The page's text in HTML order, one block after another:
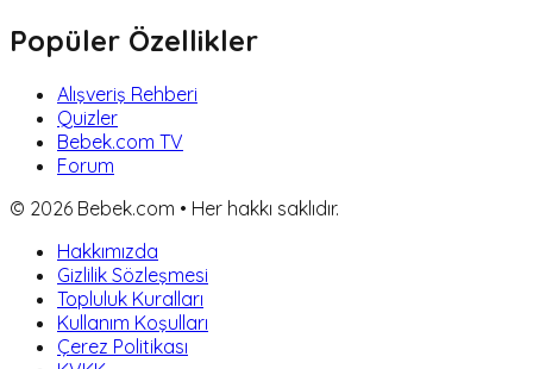
Popüler Özellikler
Alışveriş Rehberi
Quizler
Bebek.com TV
Forum
© 2026 Bebek.com • Her hakkı saklıdır.
Hakkımızda
Gizlilik Sözleşmesi
Topluluk Kuralları
Kullanım Koşulları
Çerez Politikası